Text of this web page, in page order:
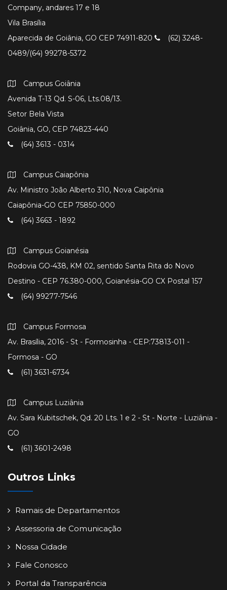
Company, andares 17 e 18
Vila Brasília
Aparecida de Goiânia, GO CEP 74911-820
(62) 3248-
0489/(64) 99278-5372
Campus Goiânia
Avenida T-13 Qd. S-06, Lts.08/13.
Setor Bela Vista
Goiânia, GO, CEP 74823-440
(64) 3613 - 0314
Campus Caiapônia
Av. Ministro João Alberto 310, Nova Caipônia
Caiapônia-GO CEP 75850-000
(64) 3663 - 1892
Campus Goianésia
Rodovia GO-438, KM 02, sentido Santa Rita do Novo
Destino - CEP 76.380-000, Goianésia-GO CX Postal 157
(64) 99277-7546
Campus Formosa
Av. Brasília, 2016 - St - Formosinha - CEP:73813-011 -
Formosa - GO
(61) 3631-6734
Campus Luziânia
Av. Sara Kubitschek, Qd. 20 Lts. 1 e 2 - St - Norte - Luziânia -
GO
(61) 3601-2498
Outros Links
Ramais de Departamentos
Assessoria de Comunicação
Nossa Cidade
Fale Conosco
Portal da Transparência